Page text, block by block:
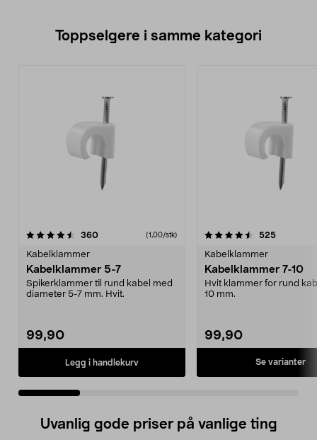
Toppselgere i samme kategori
360anmeldelser(1,00/stk)
Kabelklammer
Kabelklammer 5-7
Spikerklammer til rund kabel med
diameter 5-7 mm. Hvit.
99,90
Legg i handlekurv
4.5 av 5 stjerner 525
Kabelklammer
Kabelklammer 7-10
Hvit klammer for rund
10 mm.
99,90
Se varianter
4.5 av 5 stjerner
Uvanlig gode priser på vanlige ting